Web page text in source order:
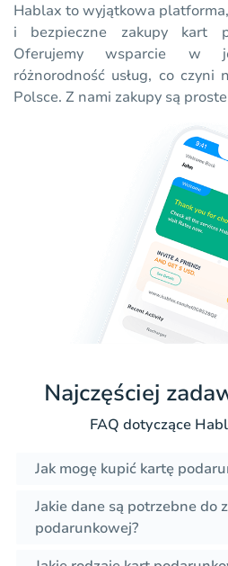
Hablax to wyjątkowa
i bezpieczne zakupy kart
Oferujemy wsparcie w
różnorodność usług, co
Polsce. Z nami zakupy są
Najczęściej
FAQ dotyczące
Jak mogę kupić kartę
Jakie dane są potrzebne do
podarunkowej?